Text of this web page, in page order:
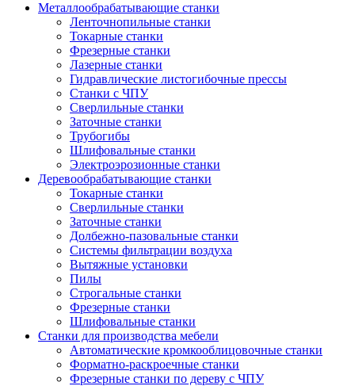
Металлообрабатывающие станки
Ленточнопильные станки
Токарные станки
Фрезерные станки
Лазерные станки
Гидравлические листогибочные прессы
Станки с ЧПУ
Сверлильные станки
Заточные станки
Трубогибы
Шлифовальные станки
Электроэрозионные станки
Деревообрабатывающие станки
Токарные станки
Сверлильные станки
Заточные станки
Долбежно-пазовальные станки
Системы фильтрации воздуха
Вытяжные установки
Пилы
Строгальные станки
Фрезерные станки
Шлифовальные станки
Станки для производства мебели
Автоматические кромкооблицовочные станки
Форматно-раскроечные станки
Фрезерные станки по дереву с ЧПУ